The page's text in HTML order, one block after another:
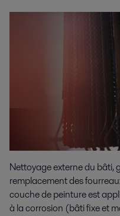
Nettoyage externe du bâti,
remplacement des
couche de peinture est
à la corrosion (bâti fixe et